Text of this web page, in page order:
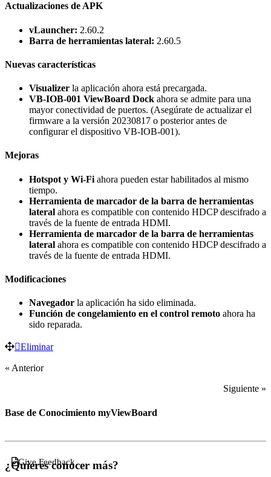
Actualizaciones de APK
vLauncher: 2.60.2
Barra de herramientas lateral: 2.60.5
Nuevas características
Visualizer la aplicación ahora está precargada.
VB-IOB-001 ViewBoard Dock ahora se admite para una
mayor conectividad de puertos. (Asegúrate de actualizar el
firmware a la versión 20230817 o posterior antes de
configurar el dispositivo VB-IOB-001).
Mejoras
Hotspot y Wi-Fi ahora pueden estar habilitados al mismo
tiempo.
Herramienta de marcador de la barra de herramientas
lateral ahora es compatible con contenido HDCP descifrado a
través de la fuente de entrada HDMI.
Herramienta de marcador de la barra de herramientas
lateral ahora es compatible con contenido HDCP descifrado a
través de la fuente de entrada HDMI.
Modificaciones
Navegador la aplicación ha sido eliminada.
Función de congelamiento en el control remoto ahora ha
sido reparada.
Eliminar
« Anterior
Siguiente »
Base de Conocimiento myViewBoard
Give Feedback
¿Quieres conocer más?